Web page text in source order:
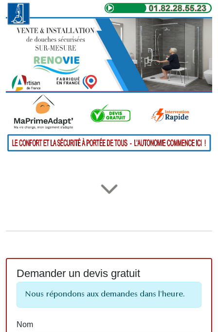
Demander un devis gratuit
Nous répondons aux demandes dans l'heure.
Nom